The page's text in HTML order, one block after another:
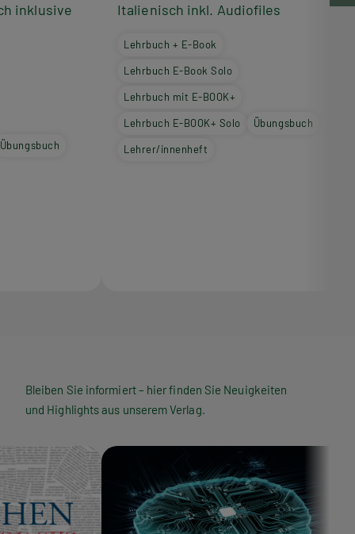
inklusive
Übungsbuch
Italienisch inkl. Audiofiles
Lehrbuch + E-Book
Lehrbuch E-Book Solo
Lehrbuch mit E-BOOK+
Lehrbuch E-BOOK+ Solo Übungsbuch
Lehrer/innenheft
Bleiben Sie informiert – hier finden Sie Neuigkeiten
und Highlights aus unserem Verlag.